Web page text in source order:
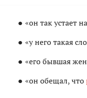
«он так устает
«у него такая
«его бывшая
«он обещал, что